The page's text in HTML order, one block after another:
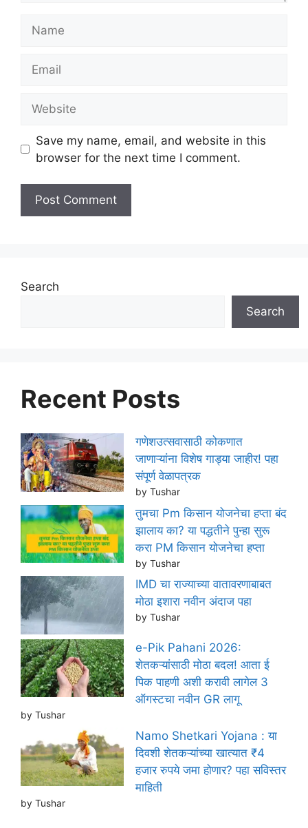
Save my name, email, and website in this
browser for the next time I comment.
Search
Search
Recent Posts
गणेशउत्सवासाठी कोकणात
जाणाऱ्यांना विशेष गाड्या जाहीर! पहा
संपूर्ण वेळापत्रक
by Tushar
तुमचा Pm किसान योजनेचा हप्ता बंद
झालाय का? या पद्धतीने पुन्हा सुरू
करा PM किसान योजनेचा हप्ता
by Tushar
IMD चा राज्याच्या वातावरणाबाबत
मोठा इशारा नवीन अंदाज पहा
by Tushar
e-Pik Pahani 2026:
शेतकऱ्यांसाठी मोठा बदल! आता ई
पिक पाहणी अशी करावी लागेल 3
ऑगस्टचा नवीन GR लागू
by Tushar
Namo Shetkari Yojana : या
दिवशी शेतकऱ्यांच्या खात्यात ₹4
हजार रुपये जमा होणार? पहा सविस्तर
माहिती
by Tushar